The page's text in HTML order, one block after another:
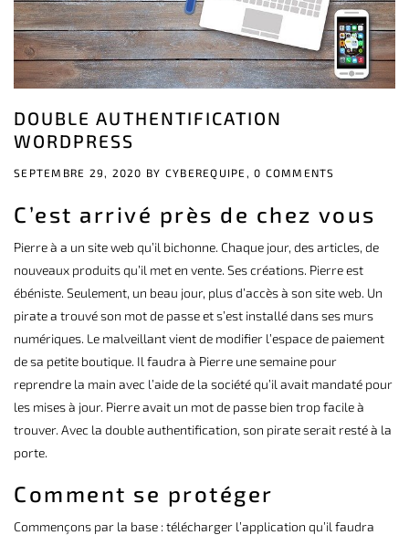
DOUBLE AUTHENTIFICATION
WORDPRESS
SEPTEMBRE 29, 2020 BY CYBEREQUIPE, 0 COMMENTS
C’est arrivé près de chez vous
Pierre à a un site web qu’il bichonne. Chaque jour, des articles, de
nouveaux produits qu’il met en vente. Ses créations. Pierre est
ébéniste. Seulement, un beau jour, plus d’accès à son site web. Un
pirate a trouvé son mot de passe et s’est installé dans ses murs
numériques. Le malveillant vient de modifier l’espace de paiement
de sa petite boutique. Il faudra à Pierre une semaine pour
reprendre la main avec l’aide de la société qu’il avait mandaté pour
les mises à jour. Pierre avait un mot de passe bien trop facile à
trouver. Avec la double authentification, son pirate serait resté à la
porte.
Comment se protéger
Commençons par la base : télécharger l’application qu’il faudra